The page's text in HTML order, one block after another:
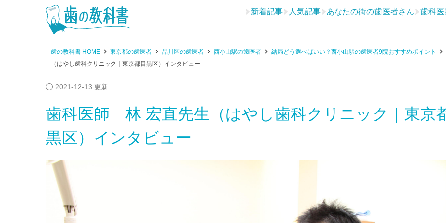
新着記事 人気記事 あなたの街の歯医者さん 歯科医
歯の教科書 HOME 東京都の歯医者 品川区の歯医者 西小山駅の歯医者
結局どう選べばいい？西小山駅の歯医者9院おすすめポイント
（はやし歯科クリニック｜東京都目黒区）インタビュー
2021-12-13 更新
歯科医師 林 宏直先生（はやし歯科クリニック｜東京
黒区）インタビュー